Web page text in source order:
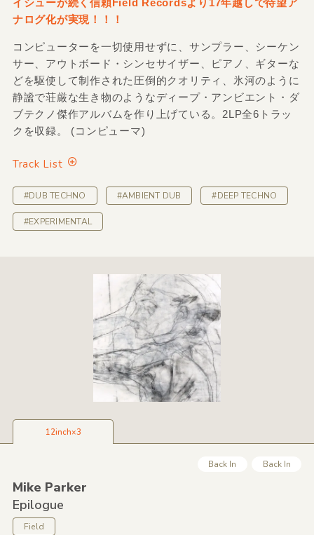
イシューが続く信頼Field Recordsより17年越しで待望ア
ナログ化が実現！！！
コンピューターを一切使用せずに、サンプラー、シーケン
サー、アウトボード・シンセサイザー、ピアノ、ギターな
どを駆使して制作された圧倒的クオリティ、氷河のように
静謐で荘厳な生き物のようなディープ・アンビエント・ダ
ブテクノ傑作アルバムを作り上げている。2LP全6トラッ
クを収録。 (コンピューマ)
Track List
#DUB TECHNO #AMBIENT DUB #DEEP TECHNO
#EXPERIMENTAL
12inch×3
Back In Back In
Mike Parker
Epilogue
Field